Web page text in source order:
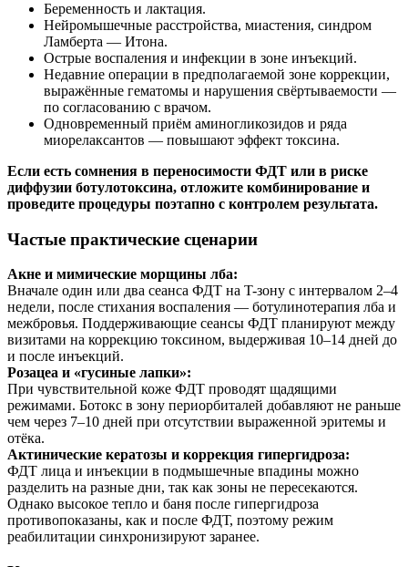
Беременность и лактация.
Нейромышечные расстройства, миастения, синдром
Ламберта — Итона.
Острые воспаления и инфекции в зоне инъекций.
Недавние операции в предполагаемой зоне коррекции,
выражённые гематомы и нарушения свёртываемости —
по согласованию с врачом.
Одновременный приём аминогликозидов и ряда
миорелаксантов — повышают эффект токсина.
Если есть сомнения в переносимости ФДТ или в риске
диффузии ботулотоксина, отложите комбинирование и
проведите процедуры поэтапно с контролем результата.
Частые практические сценарии
Акне и мимические морщины лба:
Вначале один или два сеанса ФДТ на T-зону с интервалом 2–4
недели, после стихания воспаления — ботулинотерапия лба и
межбровья. Поддерживающие сеансы ФДТ планируют между
визитами на коррекцию токсином, выдерживая 10–14 дней до
и после инъекций.
Розацеа и «гусиные лапки»:
При чувствительной коже ФДТ проводят щадящими
режимами. Ботокс в зону периорбиталей добавляют не раньше
чем через 7–10 дней при отсутствии выраженной эритемы и
отёка.
Актинические кератозы и коррекция гипергидроза:
ФДТ лица и инъекции в подмышечные впадины можно
разделить на разные дни, так как зоны не пересекаются.
Однако высокое тепло и баня после гипергидроза
противопоказаны, как и после ФДТ, поэтому режим
реабилитации синхронизируют заранее.